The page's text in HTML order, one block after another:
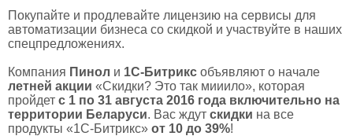
Покупайте и продлевайте лицензию на сервисы для
автоматизации бизнеса со скидкой и участвуйте в наших
спецпредложениях.
Компания Пинол и 1С-Битрикс объявляют о начале
летней акции «Скидки? Это так мииило», которая
пройдет с 1 по 31 августа 2016 года включительно на
территории Беларуси. Вас ждут скидки на все
продукты «1С-Битрикс» от 10 до 39%!